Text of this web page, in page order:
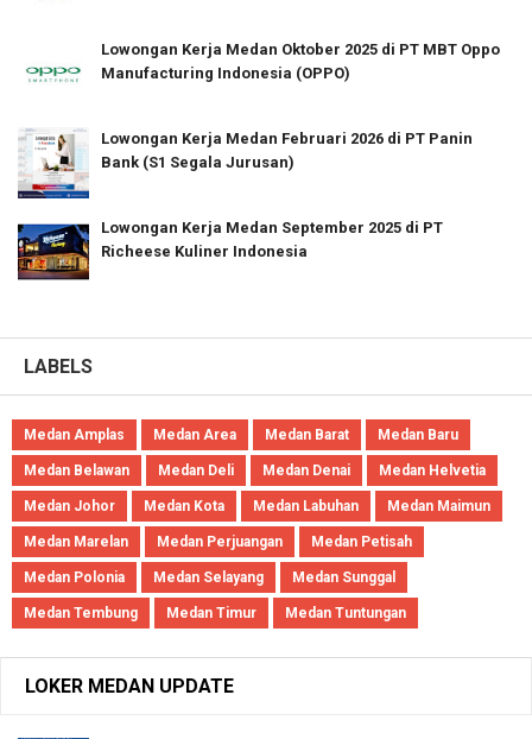
Lowongan Kerja Medan Oktober 2025 di PT MBT Oppo
Manufacturing Indonesia (OPPO)
Lowongan Kerja Medan Februari 2026 di PT Panin
Bank (S1 Segala Jurusan)
Lowongan Kerja Medan September 2025 di PT
Richeese Kuliner Indonesia
LABELS
Medan Amplas Medan Area Medan Barat Medan Baru
Medan Belawan Medan Deli Medan Denai Medan Helvetia
Medan Johor Medan Kota Medan Labuhan Medan Maimun
Medan Marelan Medan Perjuangan Medan Petisah
Medan Polonia Medan Selayang Medan Sunggal
Medan Tembung Medan Timur Medan Tuntungan
LOKER MEDAN UPDATE